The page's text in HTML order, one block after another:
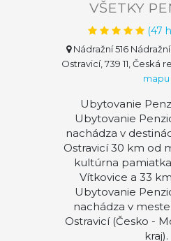
VŠETKY
(47
Nádražní 516
Ostravicí, 739 11, Česká
mapu
Ubytovanie
Ubytovanie
nachádza v
Ostravicí 30 km od
kultúrna
Vítkovice a 33
Ubytovanie
nachádza v
Ostravicí (Česko -
kraj).